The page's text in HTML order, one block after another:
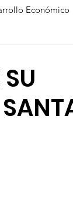
Económico